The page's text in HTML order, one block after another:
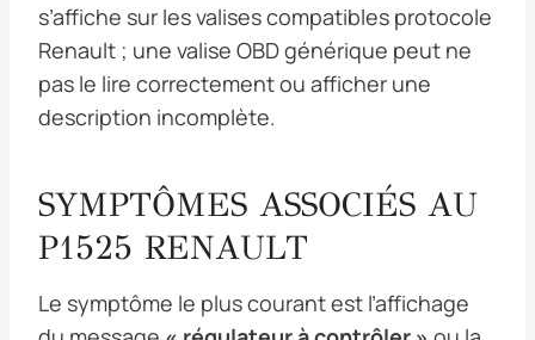
s’affiche sur les valises compatibles protocole
Renault ; une valise OBD générique peut ne
pas le lire correctement ou afficher une
description incomplète.
SYMPTÔMES ASSOCIÉS AU
P1525 RENAULT
Le symptôme le plus courant est l’affichage